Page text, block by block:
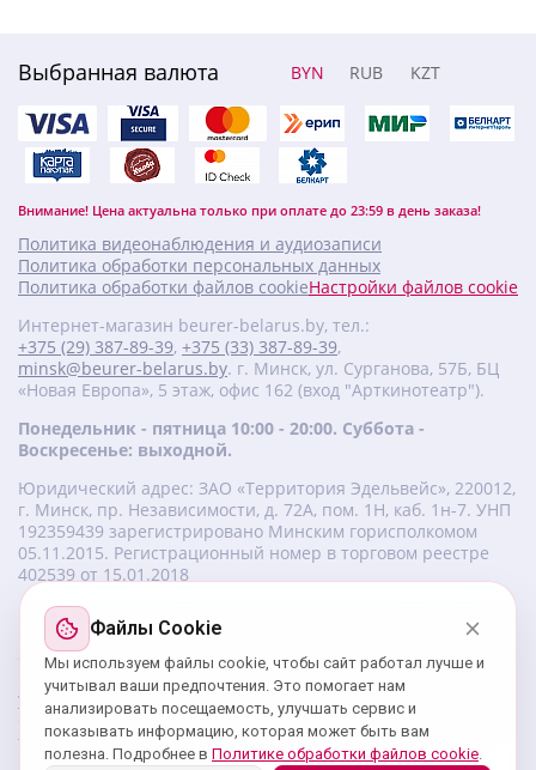
Выбранная валюта BYN RUB KZT
Внимание! Цена актуальна только при оплате до 23:59 в день заказа!
Политика видеонаблюдения и аудиозаписи
Политика обработки персональных данных
Политика обработки файлов cookieНастройки файлов cookie
Интернет-магазин beurer-belarus.by, тел.:
+375 (29) 387-89-39, +375 (33) 387-89-39,
minsk@beurer-belarus.by. г. Минск, ул. Сурганова, 57Б, БЦ
«Новая Европа», 5 этаж, офис 162 (вход "Арткинотеатр").
Понедельник - пятница 10:00 - 20:00. Суббота -
Воскресенье: выходной.
Юридический адрес: ЗАО «Территория Эдельвейс», 220012,
г. Минск, пр. Независимости, д. 72А, пом. 1Н, каб. 1н-7. УНП
‎192359439 зарегистрировано Минским горисполкомом
05.11.2015. Регистрационный номер в торговом реестре
402539 от 15.01.2018
Изготовитель beurer: Бойрер Гмбх, Софлингер штрассе 218,
89077-УЛМ, Германия.
Импортер: ЗАО «Территория Эдельвейс», 220056, г. Минск,
ул. 50 лет Победы, д. 8, пом. 56.
Сервисный центр: г. Минск, ул. Сурганова, 57Б, офис 162,
тел.: +375 29 180 89 39;service@beurer-belarus.by
Файлы Cookie
Мы используем файлы cookie, чтобы сайт работал лучше и
учитывал ваши предпочтения. Это помогает нам
анализировать посещаемость, улучшать сервис и
показывать информацию, которая может быть вам
полезна. Подробнее в Политике обработки файлов cookie.